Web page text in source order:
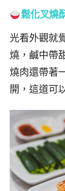
鬆化叉燒
光看外觀就
燒，鹹中帶
燒肉還帶著
開，這道可